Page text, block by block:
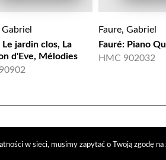
w sieci, musimy zapytać o Twoją zgodę
Gabriel
Le jardin clos, La
d'Eve, Mélodies
Faure, Gabriel
Fauré: Piano
HMC 902032